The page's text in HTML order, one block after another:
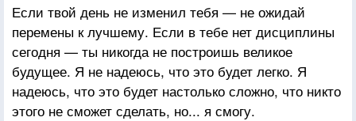
Если твой день не изменил тебя — не ожидай
перемены к лучшему. Если в тебе нет дисциплины
сегодня — ты никогда не построишь великое
будущее. Я не надеюсь, что это будет легко. Я
надеюсь, что это будет настолько сложно, что никто
этого не сможет сделать, но... я смогу.